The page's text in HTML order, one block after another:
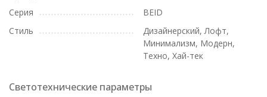
Серия
BEID
Стиль
Дизайнерский, Лофт,
Минимализм, Модерн,
Техно, Хай-тек
Светотехнические параметры